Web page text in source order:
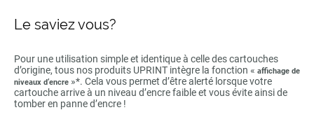
Le saviez vous?
Pour une utilisation simple et identique à celle des cartouches
d’origine, tous nos produits UPRINT intègre la fonction « affichage de
niveaux d’encre »*. Cela vous permet d’être alerté lorsque votre
cartouche arrive à un niveau d’encre faible et vous évite ainsi de
tomber en panne d’encre !